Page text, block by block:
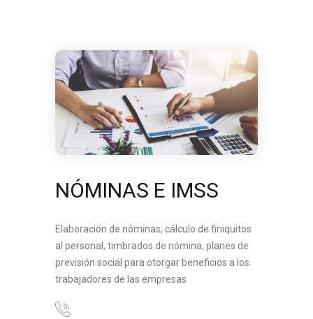
NÓMINAS E IMSS
Elaboración de nóminas, cálculo de finiquitos
al personal, timbrados de nómina, planes de
previsión social para otorgar beneficios a los
trabajadores de las empresas